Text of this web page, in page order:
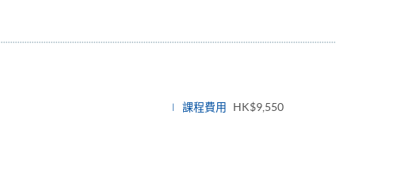
課程費用 HK$9,550